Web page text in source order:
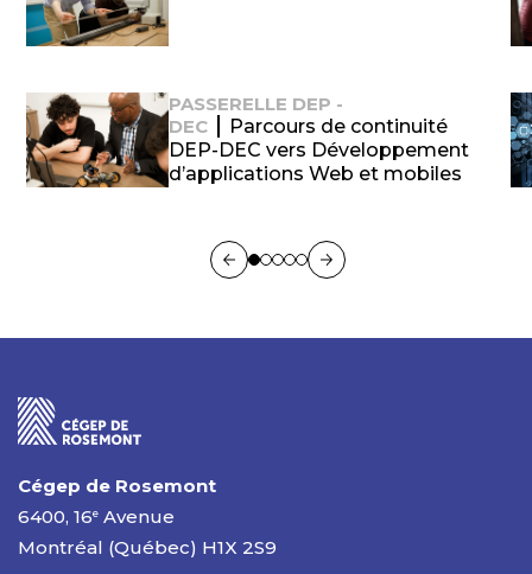
PASSERELLE DEP -
DEC
Parcours de continuité
DEP-DEC vers Développement
d’applications Web et mobiles
Cégep de Rosemont
6400, 16e Avenue
Montréal (Québec) H1X 2S9